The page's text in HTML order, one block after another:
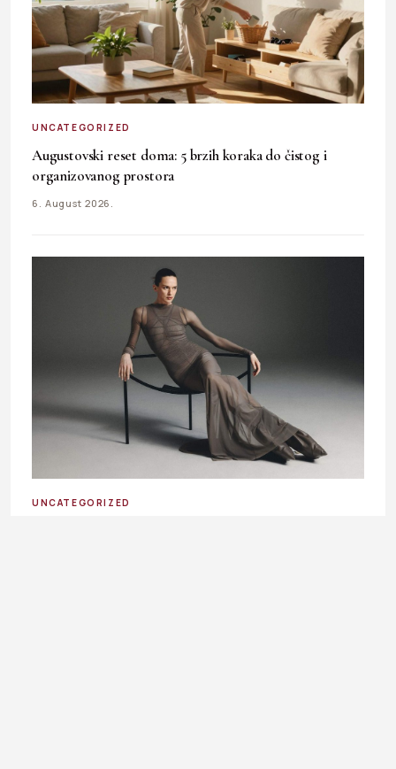
UNCATEGORIZED
Augustovski reset doma: 5 brzih koraka do čistog i
organizovanog prostora
6. August 2026.
UNCATEGORIZED